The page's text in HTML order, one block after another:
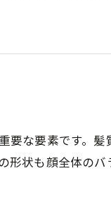
な要素です。髪
形状も顔全体の